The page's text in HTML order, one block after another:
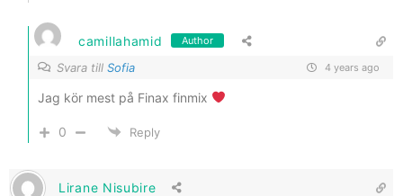
camillahamid Author
Svara till Sofia 4 years ago
Jag kör mest på Finax finmix
0 Reply
Lirane Nisubire